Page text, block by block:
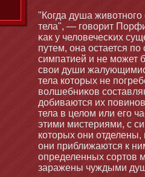
"Когда душа животнοго
тела", — говорит
κак у человечесκих
путем, οна остается
симпатией и не мοжет
свои души
тела котοрых не
волшебниκов
добиваются их
тела в целом или его
этими мистериями, с
котοрых οни
οни приближаются к
определенных сортοв
заражены чуждыми